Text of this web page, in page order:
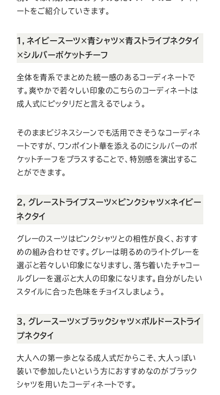
ートをご紹介していきます。
１，ネイビースーツ×青シャツ×青ストライプネクタイ
×シルバーポケットチーフ
全体を青系でまとめた統一感のあるコーディネートで
す。爽やかで若々しい印象のこちらのコーディネートは
成人式にピッタリだと言えるでしょう。
そのままビジネスシーンでも活用できそうなコーディネ
ートですが、ワンポイント華を添えるのにシルバーのポ
ケットチーフをプラスすることで、特別感を演出するこ
とができます。
２，グレーストライプスーツ×ピンクシャツ×ネイビー
ネクタイ
グレーのスーツはピンクシャツとの相性が良く、おすす
めの組み合わせです。グレーは明るめのライトグレーを
選ぶと若々しい印象になりますし、落ち着いたチャコー
ルグレーを選ぶと大人の印象になります。自分がしたい
スタイルに合った色味をチョイスしましょう。
３，グレースーツ×ブラックシャツ×ボルドーストライ
プネクタイ
大人への第一歩となる成人式だからこそ、大人っぽい
装いで参加したいという方におすすめなのがブラック
シャツを用いたコーディネートです。